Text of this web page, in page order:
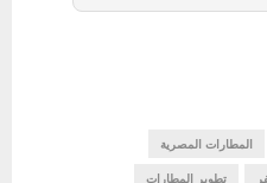
المطارات المصرية
تطوير المطارات